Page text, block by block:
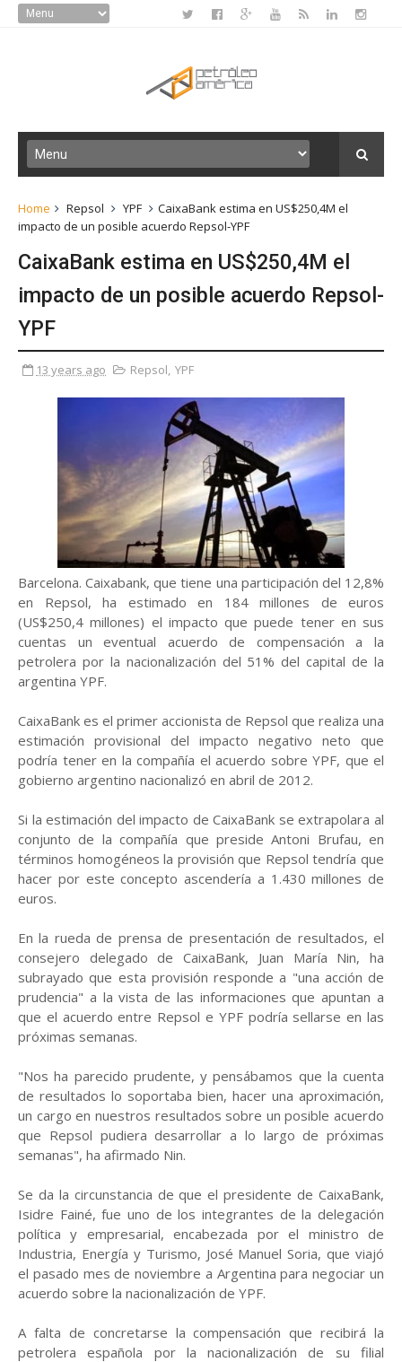
Home Repsol YPF
CaixaBank estima en US$250,4M el
impacto de un posible acuerdo Repsol-YPF
CaixaBank estima en US$250,4M el
impacto de un posible acuerdo Repsol-
YPF
13 years ago Repsol, YPF
Barcelona. Caixabank, que tiene una participación del 12,8%
en Repsol, ha estimado en 184 millones de euros
(US$250,4 millones) el impacto que puede tener en sus
cuentas un eventual acuerdo de compensación a la
petrolera por la nacionalización del 51% del capital de la
argentina YPF.
CaixaBank es el primer accionista de Repsol que realiza una
estimación provisional del impacto negativo neto que
podría tener en la compañía el acuerdo sobre YPF, que el
gobierno argentino nacionalizó en abril de 2012.
Si la estimación del impacto de CaixaBank se extrapolara al
conjunto de la compañía que preside Antoni Brufau, en
términos homogéneos la provisión que Repsol tendría que
hacer por este concepto ascendería a 1.430 millones de
euros.
En la rueda de prensa de presentación de resultados, el
consejero delegado de CaixaBank, Juan María Nin, ha
subrayado que esta provisión responde a "una acción de
prudencia" a la vista de las informaciones que apuntan a
que el acuerdo entre Repsol e YPF podría sellarse en las
próximas semanas.
"Nos ha parecido prudente, y pensábamos que la cuenta
de resultados lo soportaba bien, hacer una aproximación,
un cargo en nuestros resultados sobre un posible acuerdo
que Repsol pudiera desarrollar a lo largo de próximas
semanas", ha afirmado Nin.
Se da la circunstancia de que el presidente de CaixaBank,
Isidre Fainé, fue uno de los integrantes de la delegación
política y empresarial, encabezada por el ministro de
Industria, Energía y Turismo, José Manuel Soria, que viajó
el pasado mes de noviembre a Argentina para negociar un
acuerdo sobre la nacionalización de YPF.
A falta de concretarse la compensación que recibirá la
petrolera española por la nacionalización de su filial